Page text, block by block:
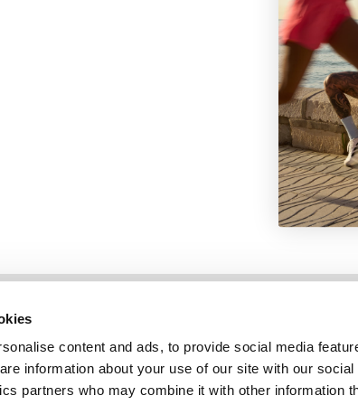
content and ads, to provide social media
information about your use of our site with our social
partners who may combine it with other information